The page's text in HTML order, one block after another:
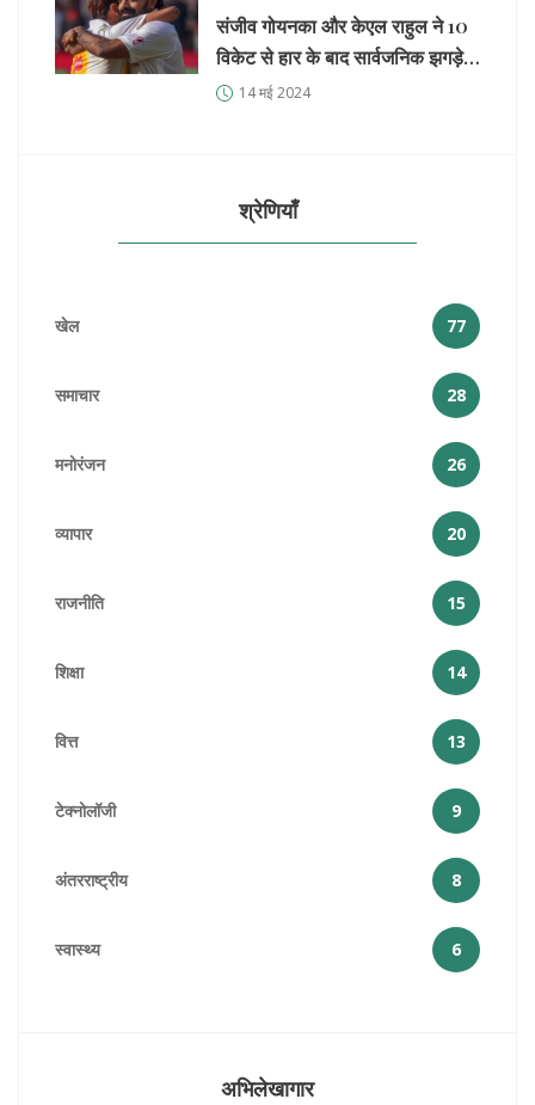
संजीव गोयनका और केएल राहुल ने 10
विकेट से हार के बाद सार्वजनिक झगड़े
के एक हफ्ते बाद गर्मजोशी से गले लगाया
14 मई 2024
श्रेणियाँ
खेल 77
समाचार 28
मनोरंजन 26
व्यापार 20
राजनीति 15
शिक्षा 14
वित्त 13
टेक्नोलॉजी 9
अंतरराष्ट्रीय 8
स्वास्थ्य 6
अभिलेखागार